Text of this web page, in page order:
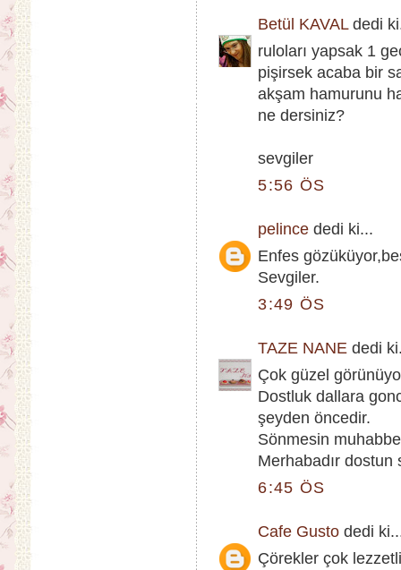
Betül KAVALdedi
ruloları yapsak 1
pişirsek acaba bir
akşam hamurunu
ne dersiniz?
sevgiler
5:56 ÖS
pelince dedi ki...
Enfes
Sevgiler.
3:49 ÖS
TAZE NANE dedi
Çok güzel
Dostluk dallara
şeyden öncedir.
Sönmesin
Merhabadır dostun
6:45 ÖS
Cafe Gusto dedi
Çörekler çok